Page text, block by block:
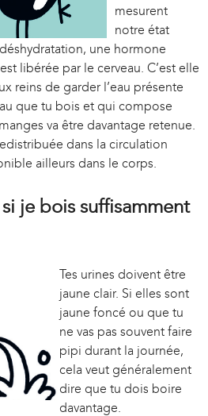
mesurent
notre état
une hormone
libérée par le cerveau. C’est elle
reins de garder l’eau présente
que tu bois et qui compose
va être davantage retenue.
dans la circulation
ailleurs dans le corps.
je bois suffisamment
Tes urines doivent être
jaune clair. Si elles sont
jaune foncé ou que tu
ne vas pas souvent faire
pipi durant la journée,
cela veut généralement
dire que tu dois boire
davantage.